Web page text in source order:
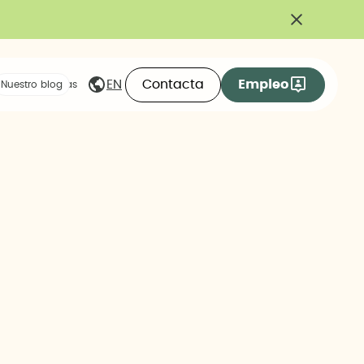
compartidas
Nuestro blog EN Contacta Empleo